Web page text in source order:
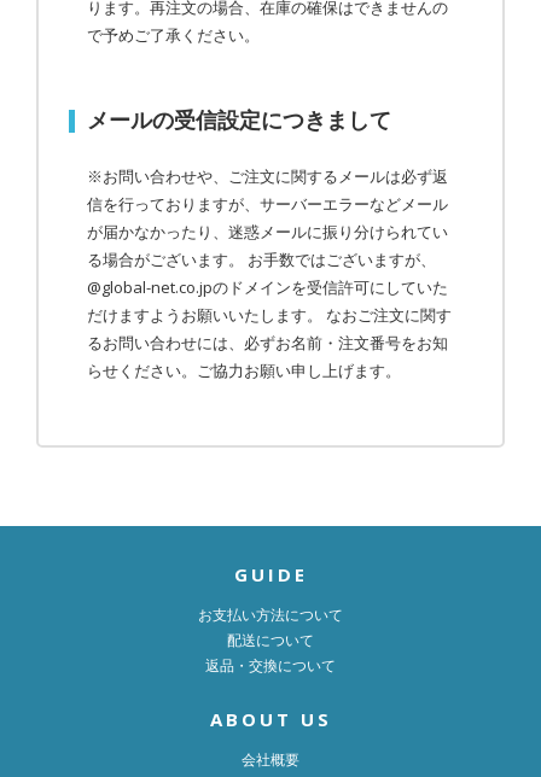
ります。再注文の場合、在庫の確保はできませんの
で予めご了承ください。
メールの受信設定につきまして
※お問い合わせや、ご注文に関するメールは必ず返
信を行っておりますが、サーバーエラーなどメール
が届かなかったり、迷惑メールに振り分けられてい
る場合がございます。 お手数ではございますが、
@global-net.co.jpのドメインを受信許可にしていた
だけますようお願いいたします。 なおご注文に関す
るお問い合わせには、必ずお名前・注文番号をお知
らせください。ご協力お願い申し上げます。
GUIDE
お支払い方法について
配送について
返品・交換について
ABOUT US
会社概要